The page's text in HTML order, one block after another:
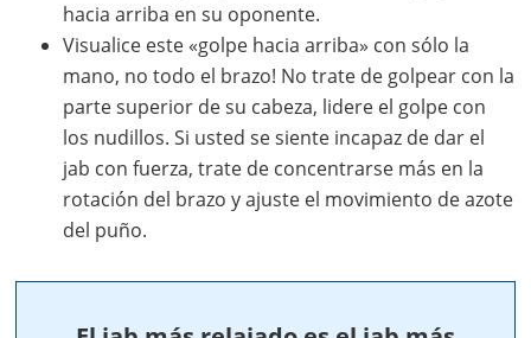
hacia arriba en su oponente.
Visualice este «golpe hacia arriba» con sólo la
mano, no todo el brazo! No trate de golpear con la
parte superior de su cabeza, lidere el golpe con
los nudillos. Si usted se siente incapaz de dar el
jab con fuerza, trate de concentrarse más en la
rotación del brazo y ajuste el movimiento de azote
del puño.